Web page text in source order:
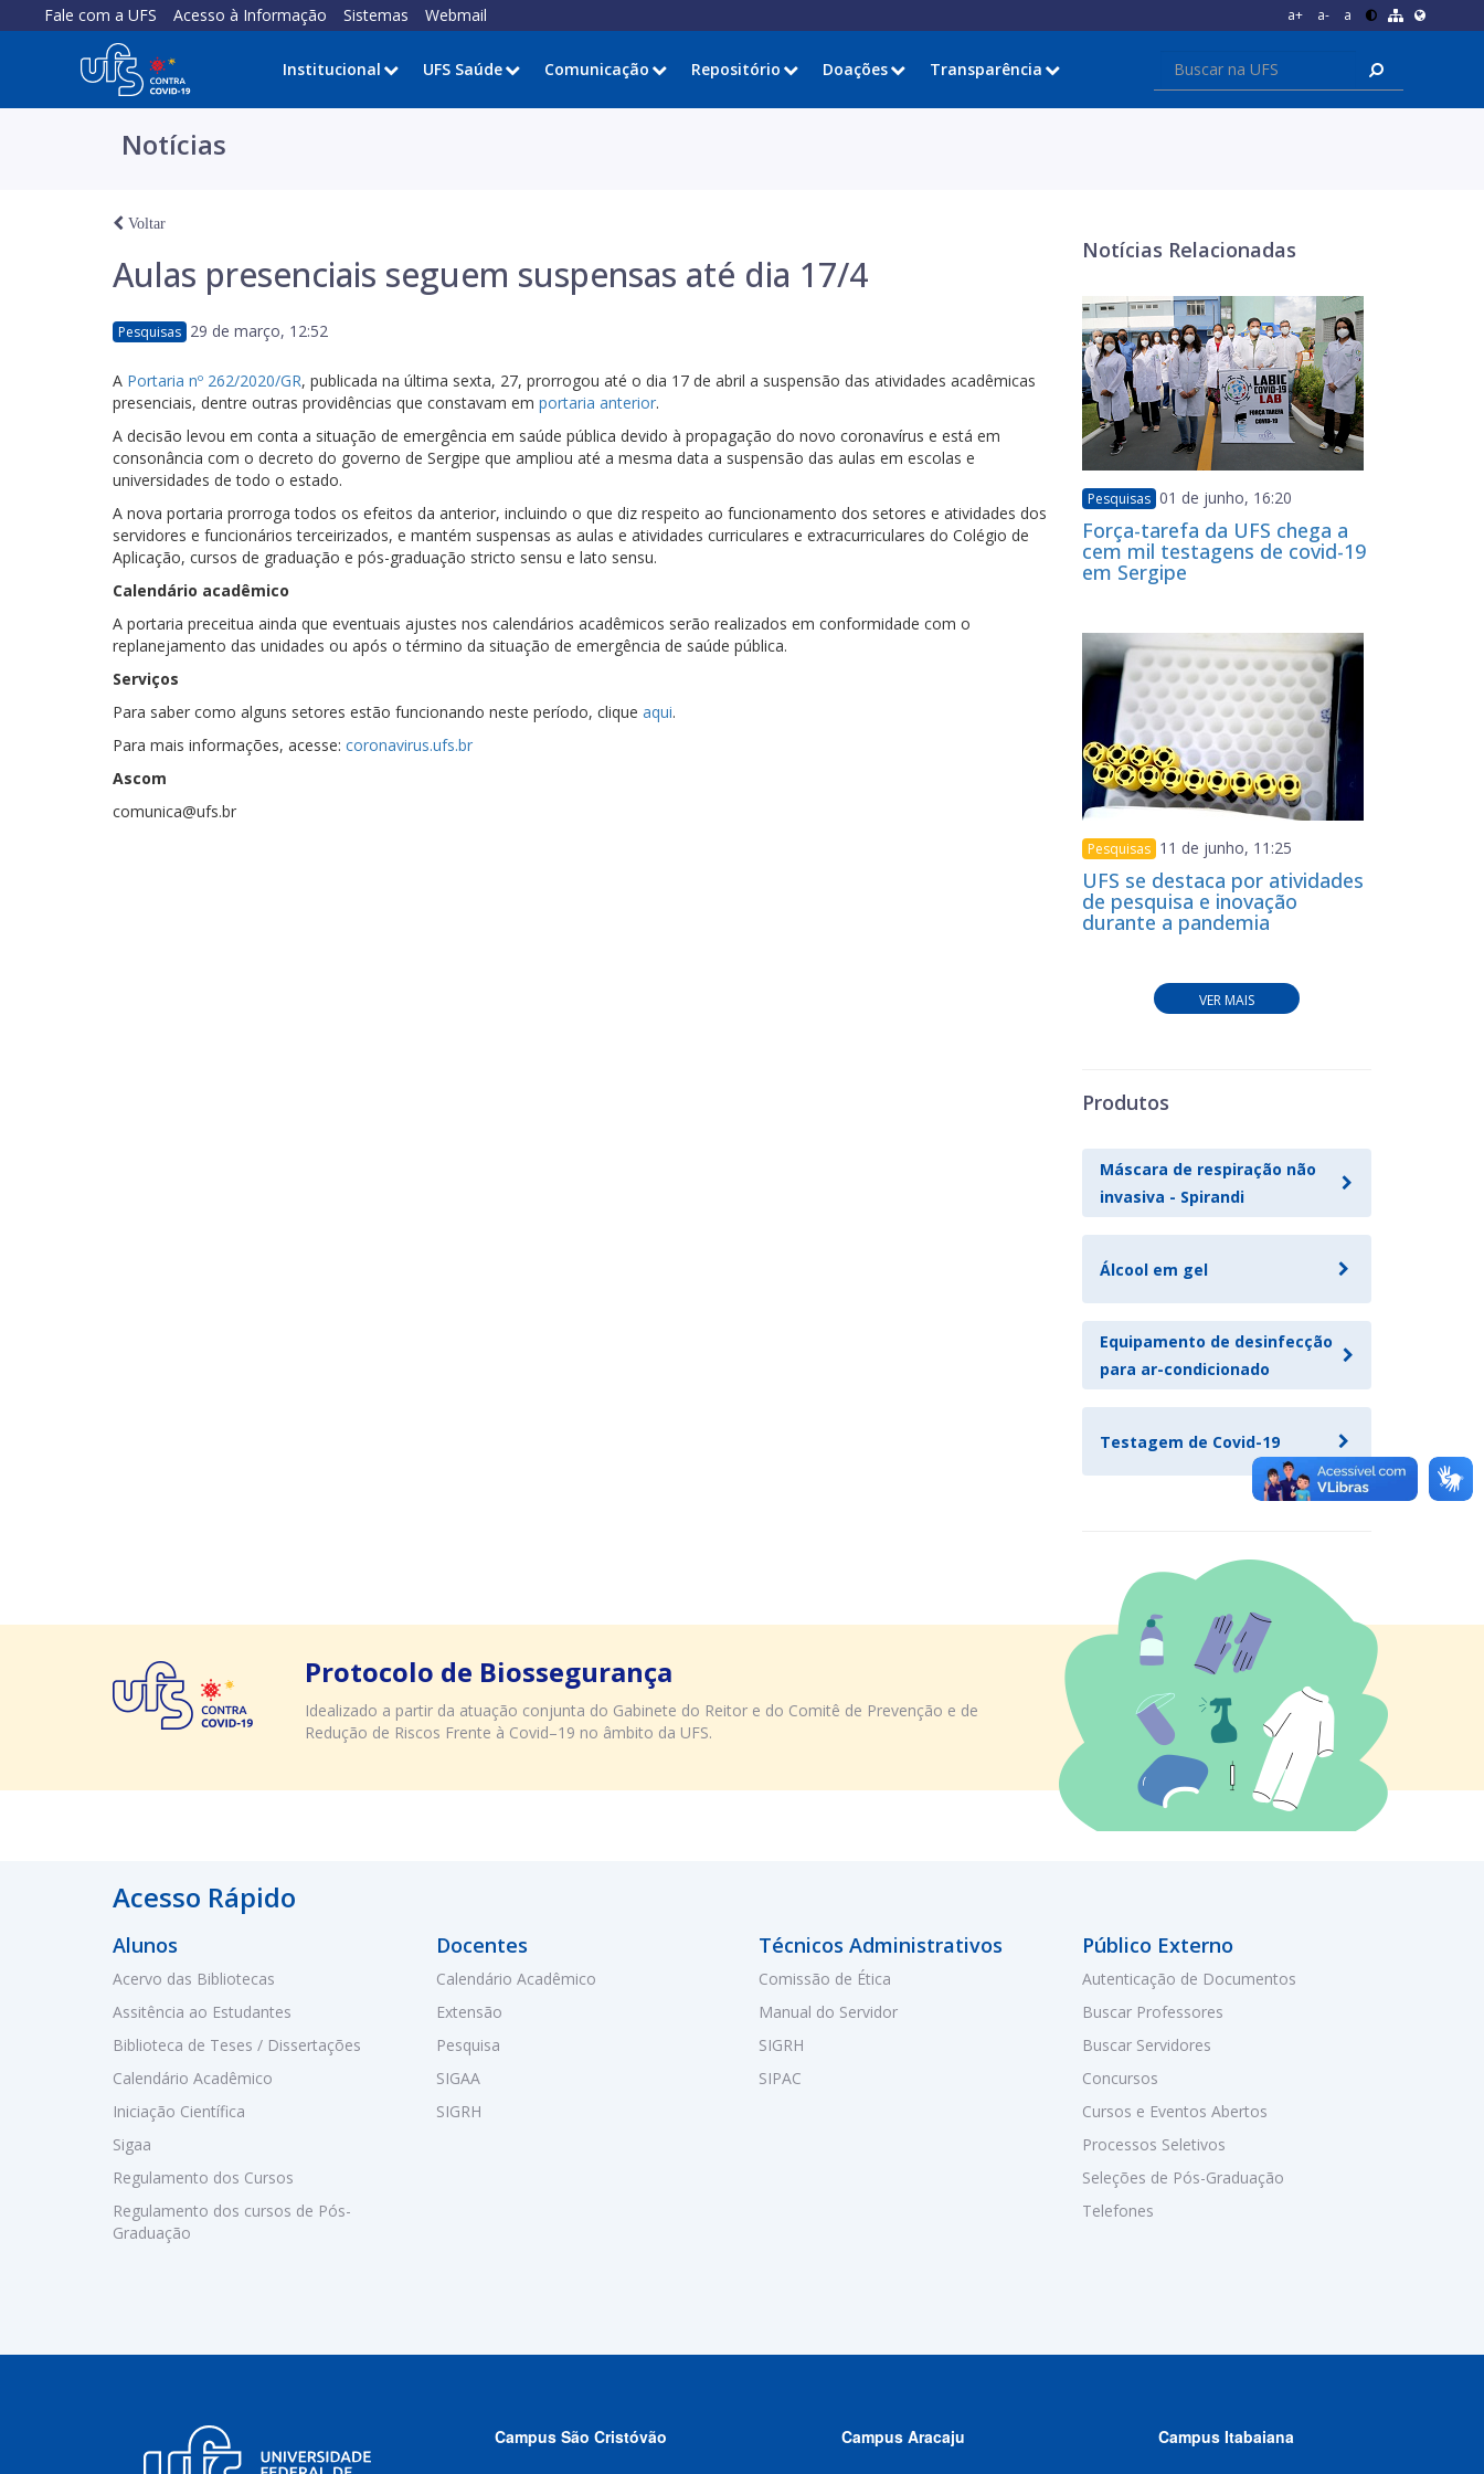
Fale com a UFS Acesso à Informação Sistemas Webmail a+ a- a
Institucional UFS Saúde Comunicação Repositório Doações Transparência
Notícias
Voltar
Aulas presenciais seguem suspensas até dia 17/4
Pesquisas 29 de março, 12:52
A Portaria nº 262/2020/GR, publicada na última sexta, 27, prorrogou até o dia 17 de abril a suspensão das atividades acadêmicas
presenciais, dentre outras providências que constavam em portaria anterior.
A decisão levou em conta a situação de emergência em saúde pública devido à propagação do novo coronavírus e está em
consonância com o decreto do governo de Sergipe que ampliou até a mesma data a suspensão das aulas em escolas e
universidades de todo o estado.
A nova portaria prorroga todos os efeitos da anterior, incluindo o que diz respeito ao funcionamento dos setores e atividades dos
servidores e funcionários terceirizados, e mantém suspensas as aulas e atividades curriculares e extracurriculares do Colégio de
Aplicação, cursos de graduação e pós-graduação stricto sensu e lato sensu.
Calendário acadêmico
A portaria preceitua ainda que eventuais ajustes nos calendários acadêmicos serão realizados em conformidade com o
replanejamento das unidades ou após o término da situação de emergência de saúde pública.
Serviços
Para saber como alguns setores estão funcionando neste período, clique aqui.
Para mais informações, acesse: coronavirus.ufs.br
Ascom
comunica@ufs.br
Notícias Relacionadas
Pesquisas 01 de junho, 16:20
Força-tarefa da UFS chega a
cem mil testagens de covid-19
em Sergipe
Pesquisas 11 de junho, 11:25
UFS se destaca por atividades
de pesquisa e inovação
durante a pandemia
VER MAIS
Produtos
Máscara de respiração não
invasiva - Spirandi
Álcool em gel
Equipamento de desinfecção
para ar-condicionado
Testagem de Covid-19
Protocolo de Biossegurança
Idealizado a partir da atuação conjunta do Gabinete do Reitor e do Comitê de Prevenção e de
Redução de Riscos Frente à Covid–19 no âmbito da UFS.
Acesso Rápido
Alunos
Acervo das Bibliotecas
Assitência ao Estudantes
Biblioteca de Teses / Dissertações
Calendário Acadêmico
Iniciação Científica
Sigaa
Regulamento dos Cursos
Regulamento dos cursos de Pós-
Graduação
Docentes
Calendário Acadêmico
Extensão
Pesquisa
SIGAA
SIGRH
Técnicos Administrativos
Comissão de Ética
Manual do Servidor
SIGRH
SIPAC
Público Externo
Autenticação de Documentos
Buscar Professores
Buscar Servidores
Concursos
Cursos e Eventos Abertos
Processos Seletivos
Seleções de Pós-Graduação
Telefones
Campus São Cristóvão Campus Aracaju Campus Itabaiana